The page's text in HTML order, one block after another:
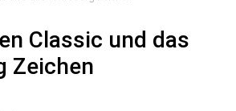
Classic und das
Zeichen